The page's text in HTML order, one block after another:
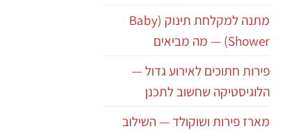
מתנה למקלחת תינוק (Baby
Shower) — מה מביאים
פירות חתוכים לאירוע גדול —
הלוגיסטיקה שחשוב לתכנן
מארז פירות ושוקולד — השילוב